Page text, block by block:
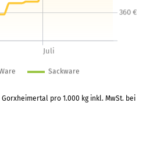
pro 1.000 kg inkl. MwSt. bei